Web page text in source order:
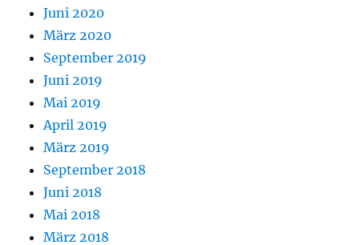
Juni 2020
März 2020
September 2019
Juni 2019
Mai 2019
April 2019
März 2019
September 2018
Juni 2018
Mai 2018
März 2018